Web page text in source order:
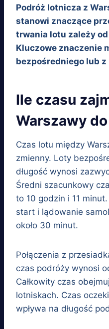
Podróż lotnicza z
stanowi znaczące
trwania lotu zależy
Kluczowe znaczenie
bezpośredniego lub
Ile czasu
Warszawy
Czas lotu między
zmienny. Loty
długość wynosi
Średni szacunkowy
to 10 godzin i 11
start i lądowanie
około 30 minut.
Połączenia z
czas podróży wynosi
Całkowity czas
lotniskach. Czas
wpływa na długość